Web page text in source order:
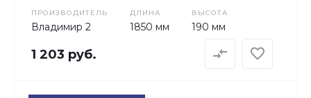
ПРОИЗВОДИТЕЛЬ
Владимир 2
ДЛИНА
1850 мм
ВЫСОТА
190 мм
1 203 руб.